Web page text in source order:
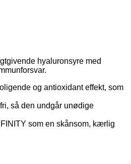
hyaluronsyre med
og antioxidant effekt, som
så den undgår unødige
som en skånsom, kærlig